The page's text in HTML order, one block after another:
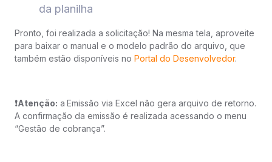
da planilha
Pronto, foi realizada a solicitação! Na mesma tela, aproveite
para baixar o manual e o modelo padrão do arquivo, que
também estão disponíveis no Portal do Desenvolvedor.
❗️Atenção: a Emissão via Excel não gera arquivo de retorno.
A confirmação da emissão é realizada acessando o menu
“Gestão de cobrança”.